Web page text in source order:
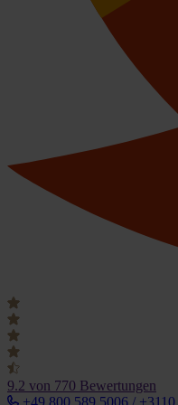
9.2 von 770 Bewertungen
+49 800 589 5006 /